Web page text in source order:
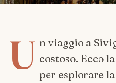
U n viaggio a
costoso. Ecco
per esplorare